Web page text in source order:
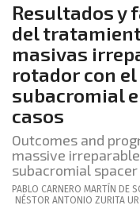
Resultados y
del
masivas
rotador con
subacromial
casos
Outcomes and
massive
subacromial
PABLO CARNERO MARTÍN DE
NÉSTOR ANTONIO ZURITA